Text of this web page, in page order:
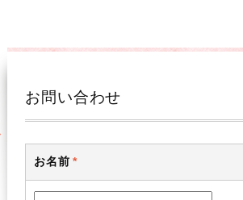
お問い合わせ
お名前 *